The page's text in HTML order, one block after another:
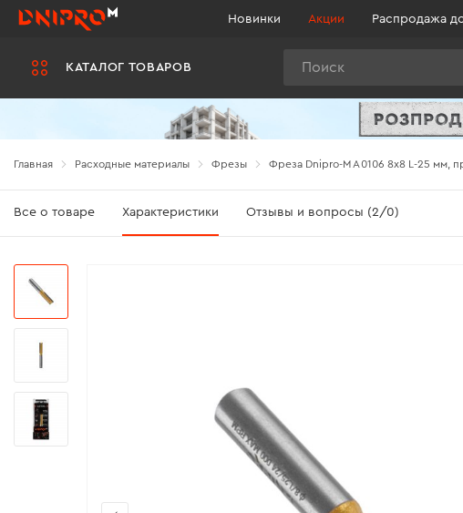
КАТАЛОГ ТОВАРОВ
Новинки Акции Распродажа
Главная Расходные материалы Фрезы Фреза Dnipro-M A0106 8x8 L-25 мм,
Все о товаре Характеристики Отзывы и вопросы (2/0)